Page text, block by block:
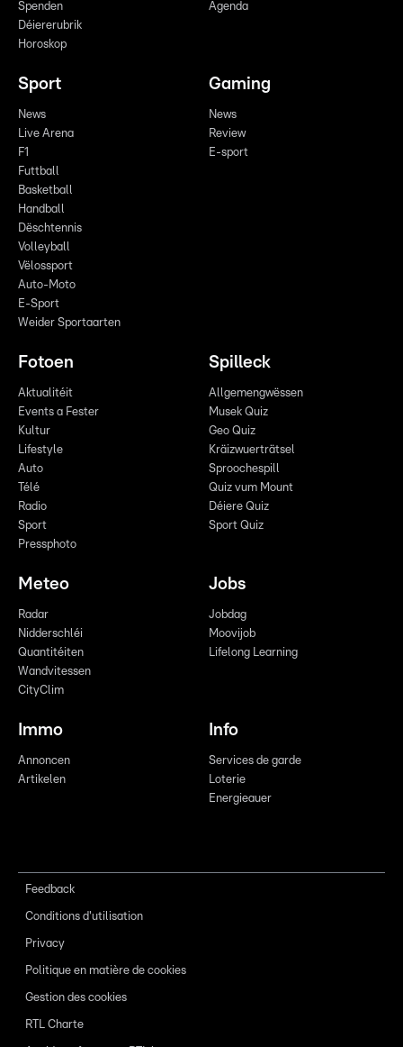
Spenden
Déiererubrik
Horoskop
Agenda
Sport
News
Live Arena
F1
Futtball
Basketball
Handball
Dëschtennis
Volleyball
Vëlossport
Auto-Moto
E-Sport
Weider Sportaarten
Gaming
News
Review
E-sport
Fotoen
Aktualitéit
Events a Fester
Kultur
Lifestyle
Auto
Télé
Radio
Sport
Pressphoto
Spilleck
Allgemengwëssen
Musek Quiz
Geo Quiz
Kräizwuerträtsel
Sproochespill
Quiz vum Mount
Déiere Quiz
Sport Quiz
Meteo
Radar
Nidderschléi
Quantitéiten
Wandvitessen
CityClim
Jobs
Jobdag
Moovijob
Lifelong Learning
Immo
Annoncen
Artikelen
Info
Services de garde
Loterie
Energieauer
Feedback
Conditions d'utilisation
Privacy
Politique en matière de cookies
Gestion des cookies
RTL Charte